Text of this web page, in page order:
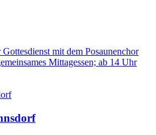
mit dem Posaunenchor
Mittagessen; ab 14 Uhr